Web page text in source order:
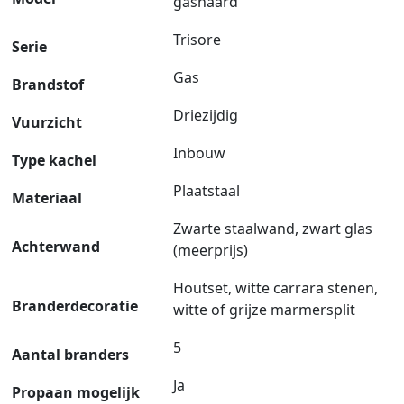
Serie Trisore
Brandstof Gas
Vuurzicht Driezijdig
Type kachel Inbouw
Materiaal Plaatstaal
Achterwand
Zwarte staalwand, zwart glas
(meerprijs)
Branderdecoratie
Houtset, witte carrara stenen,
witte of grijze marmersplit
Aantal branders 5
Propaan mogelijk Ja